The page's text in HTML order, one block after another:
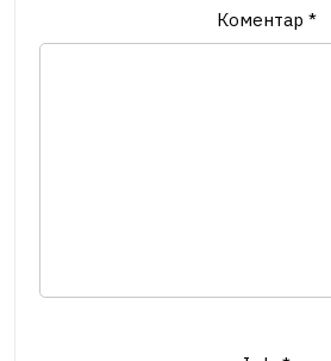
Коментар *